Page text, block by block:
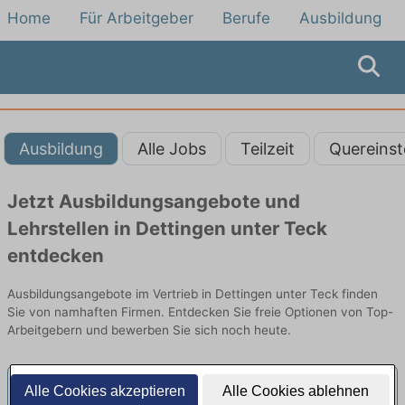
Alle Cookies akzeptieren Alle Cookies ablehnen
Home Für Arbeitgeber Berufe Ausbildung
Ausbildung Alle Jobs Teilzeit
Jetzt Ausbildungsangebote und
Lehrstellen in Dettingen unter Teck
entdecken
Ausbildungsangebote im Vertrieb in Dettingen unter Teck finden
Sie von namhaften Firmen. Entdecken Sie freie Optionen von Top-
Arbeitgebern und bewerben Sie sich noch heute.
Abiturientenprogramm